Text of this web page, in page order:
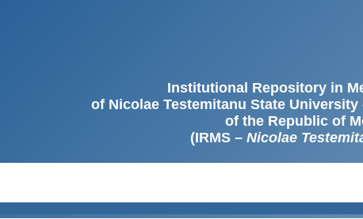
Institutional Repository in
of Nicolae Testemitanu State
of the Republic of
(IRMS – Nicolae